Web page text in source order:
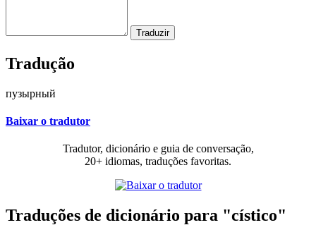
Tradução
пузырный
Baixar o tradutor
Tradutor, dicionário e guia de conversação,
20+ idiomas, traduções favoritas.
Traduções de dicionário para "cístico"